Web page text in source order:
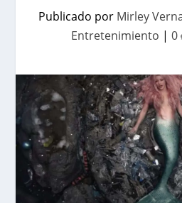
Publicado por Mirley
Entretenimiento | 0